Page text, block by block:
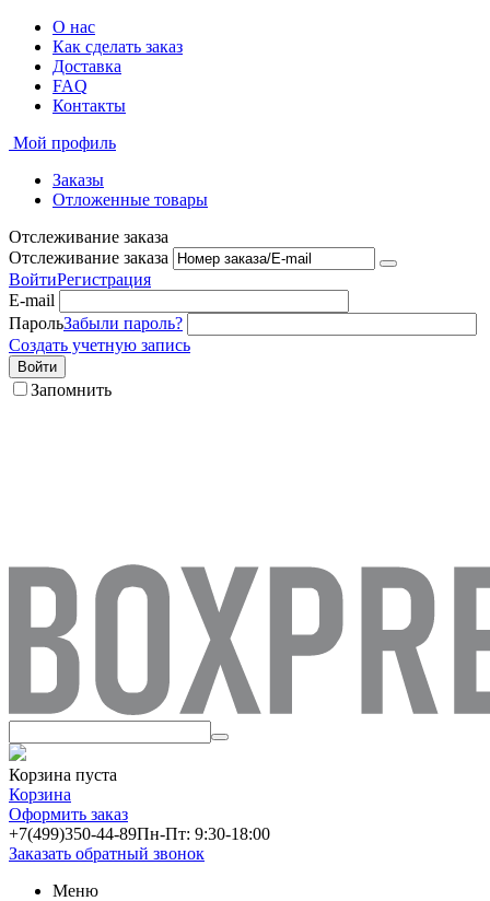
О нас
Как сделать заказ
Доставка
FAQ
Контакты
Мой профиль
Заказы
Отложенные товары
Отслеживание заказа
Отслеживание заказа
ВойтиРегистрация
E-mail
ПарольЗабыли пароль?
Создать учетную запись
Войти
Запомнить
Корзина пуста
Корзина
Оформить заказ
+7(499)350-44-89Пн-Пт: 9:30-18:00
Заказать обратный звонок
Меню